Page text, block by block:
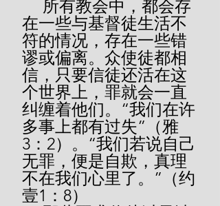
在一些与基督徒生活不
符的情况，存在一些错
谬或偏离。众使徒都相
信，只要信徒还活在这
个世界上，罪就会一直
纠缠着他们。“我们在许
多事上都有过失”（雅
3：2）。“我们若说自己
无罪，便是自欺，真理
不在我们心里了。”（约
壹1：8）